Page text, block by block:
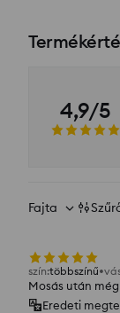
4,9/5
Fajta
szín:többszínű
Mosás után
Eredeti